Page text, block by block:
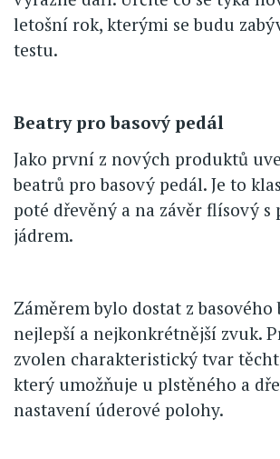
letošní rok, kterými se budu
testu.
Beatry pro basový pedál
Jako první z nových produktů
beatrů pro basový pedál. Je to
poté dřevěný a na závěr flísový s
jádrem.
Záměrem bylo dostat z basového
nejlepší a nejkonkrétnější zvuk.
zvolen charakteristický tvar
který umožňuje u plstěného a
nastavení úderové polohy.